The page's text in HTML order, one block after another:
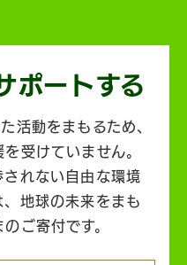
ポートする
活動をまもるため、
受けていません。
れない自由な環境
地球の未来をまも
ご寄付です。